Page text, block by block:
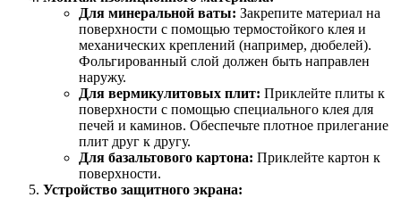
Для минеральной ваты: Закрепите материал на
поверхности с помощью термостойкого клея и
механических креплений (например, дюбелей).
Фольгированный слой должен быть направлен
наружу.
Для вермикулитовых плит: Приклейте плиты к
поверхности с помощью специального клея для
печей и каминов. Обеспечьте плотное прилегание
плит друг к другу.
Для базальтового картона: Приклейте картон к
поверхности.
Устройство защитного экрана: